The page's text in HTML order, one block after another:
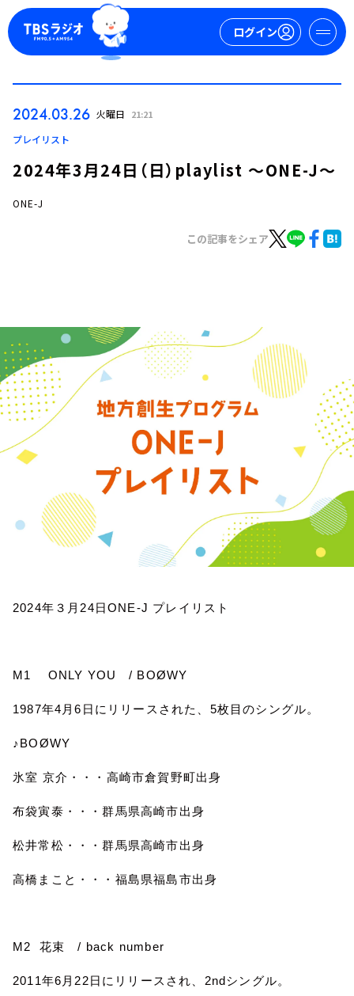
ログイン
トピックス
TBS Podcast
お知らせ
イベント・グッズ
YouTube
会社情報
2024.03.26 火曜日 21:21
プレイリスト
2024年3月24日（日）playlist ～ONE-J～
ONE-J
この記事をシェア
2024年３月 24日ONE-J プレイリスト
M1 ONLY YOU / BOØWY
1987年4 月6 日にリリースされた、 5枚目のシングル。
♪ BOØWY
氷室 京介・・・高崎市倉賀野町出身
布袋寅泰・・・群馬県高崎市出身
松井常松・・・群馬県高崎市出身
高橋まこと・・・福島県福島市出身
M2 花束/ back number
2011年6 月 22日にリリースされ、 2ndシングル。